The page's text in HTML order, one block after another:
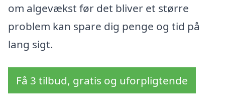
om algevækst før det bliver et større
problem kan spare dig penge og tid på
lang sigt.
Få 3 tilbud, gratis og uforpligtende